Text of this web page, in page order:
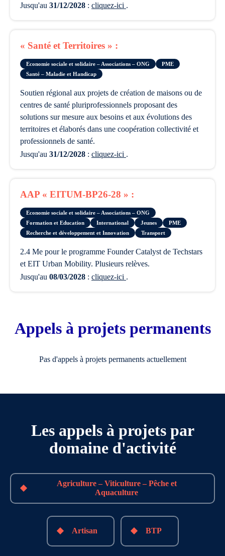
Jusqu'au 31/12/2028 : cliquez-ici .
« Santé et Territoires » :
Economie sociale et solidaire – Associations – ONG
PME
Santé – Maladie et Handicap
soutien régional aux projets de création de maisons ou de
centres de santé pluriprofessionnels proposant des
solutions sur mesure aux besoins et aux évolutions des
territoires et élaborés dans une coopération collectivité et
professionnels de santé.
Jusqu'au 31/12/2028 : cliquez-ici .
AAP « EITUM-BP26-28 » :
Economie sociale et solidaire – Associations – ONG
Formation et Education
International Jeunes
PME
Recherche et développement et Innovation
Transport
2.4 Me pour le programme Founder Catalyst de Techstars
et EIT Urban Mobility. Plusieurs relèves.
Jusqu'au 08/03/2028 : cliquez-ici .
Appels à projets permanents
Pas d'appels à projets permanents actuellement
Les appels à projets par
domaine d'activité
Agriculture – Viticulture – Pêche et
Aquaculture
Artisan BTP